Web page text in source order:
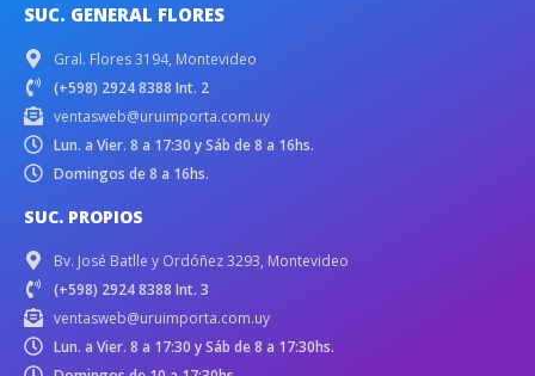
SUC. GENERAL FLORES
Gral. Flores 3194, Montevideo
(+598) 2924 8388 Int. 2
ventasweb@uruimporta.com.uy
Lun. a Vier. 8 a 17:30 y Sáb de 8 a 16hs.
Domingos de 8 a 16hs.
SUC. PROPIOS
Bv. José Batlle y Ordóñez 3293, Montevideo
(+598) 2924 8388 Int. 3
ventasweb@uruimporta.com.uy
Lun. a Vier. 8 a 17:30 y Sáb de 8 a 17:30hs.